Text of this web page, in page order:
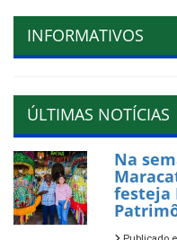
INFORMATIVOS
ÚLTIMAS NOTÍCIAS
Na
festeja